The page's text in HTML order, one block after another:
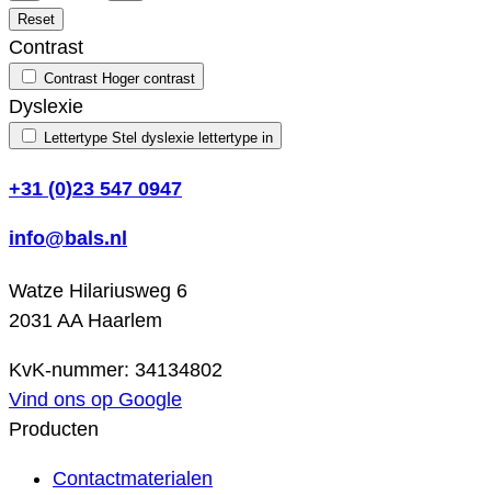
Reset
Contrast
Contrast Hoger contrast
Dyslexie
Lettertype Stel dyslexie lettertype in
+31 (0)23 547 0947
info@bals.nl
Watze Hilariusweg 6
2031 AA Haarlem
KvK-nummer: 34134802
Vind ons op Google
Producten
Contactmaterialen